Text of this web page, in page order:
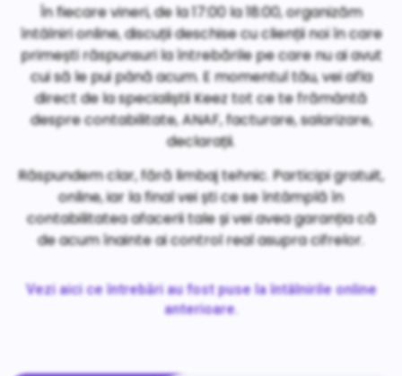
În fiecare vineri, de la 17:00 la 18:00, organizăm
întâlniri online, discuții deschise cu clienții noi în care
primești răspunsuri la întrebările pe care nu ai avut
cui să le pui până acum. E momentul tău, vei afla
direct de la specialiștii Keez tot ce te frământă
despre contabilitate, ANAF, facturare, salarizare,
declarații.
Răspundem clar, fără limbaj tehnic. Participi gratuit,
online, iar la final vei ști ce se întâmplă în
contabilitatea afacerii tale și vei avea garanția că
de acum înainte ai control real asupra cifrelor.
Vezi aici ce întrebări au fost puse la întâlnirile online
anterioare.